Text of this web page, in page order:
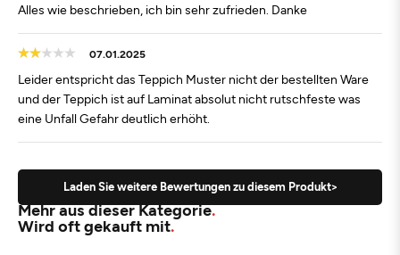
Alles wie beschrieben, ich bin sehr zufrieden. Danke
07.01.2025
Leider entspricht das Teppich Muster nicht der bestellten Ware
und der Teppich ist auf Laminat absolut nicht rutschfeste was
eine Unfall Gefahr deutlich erhöht.
Laden Sie weitere Bewertungen zu diesem Produkt>
Mehr aus dieser Kategorie
Wird oft gekauft mit